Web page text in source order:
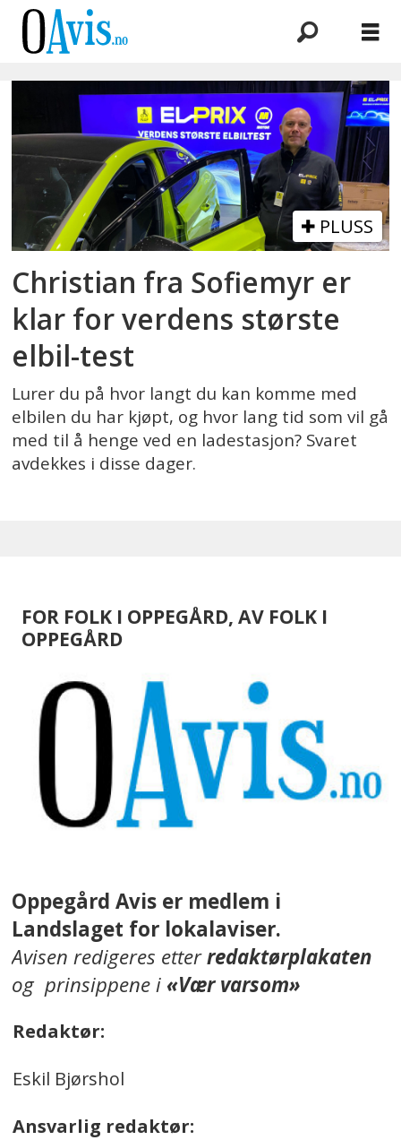
Emne:
naf
prix
PLUSS
Christian fra Sofiemyr er
klar for verdens største
elbil-test
Lurer du på hvor langt du kan komme med
elbilen du har kjøpt, og hvor lang tid som vil gå
med til å henge ved en ladestasjon? Svaret
avdekkes i disse dager.
FOR FOLK I OPPEGÅRD, AV FOLK I
OPPEGÅRD
Oppegård Avis er medlem i
Landslaget for lokalaviser.
Avisen redigeres etterredaktørplakaten
og prinsippene i«Vær varsom»
Redaktør:
Eskil Bjørshol
Ansvarlig redaktør: